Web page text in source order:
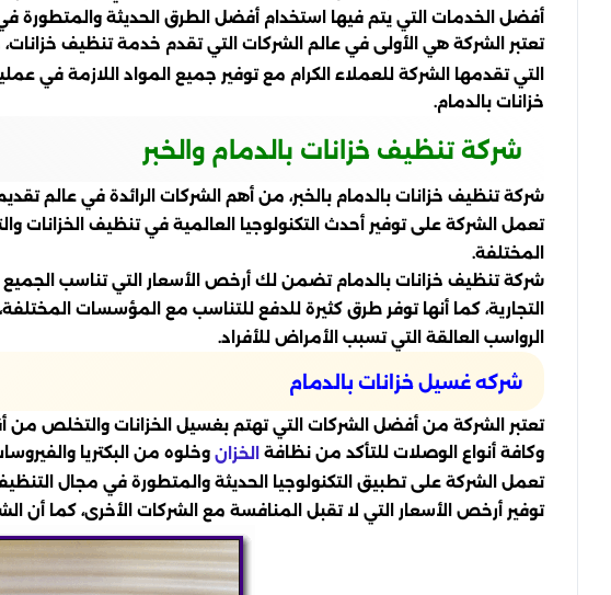
أفضل الخدمات التي يتم فيها استخدام أفضل الطرق الحديثة والمتطورة
تعتبر الشركة هي الأولى في عالم الشركات التي تقدم خدمة تنظيف
التي تقدمها الشركة للعملاء الكرام مع توفير جميع المواد اللازمة
خزانات بالدمام.
شركة تنظيف خزانات بالدمام والخبر
شركة تنظيف خزانات بالدمام بالخبر، من أهم الشركات الرائدة في عالم
تعمل الشركة على توفير أحدث التكنولوجيا العالمية في تنظيف الخزانات
المختلفة.
شركة تنظيف خزانات بالدمام تضمن لك أرخص الأسعار التي تناسب
التجارية، كما أنها توفر طرق كثيرة للدفع للتناسب مع المؤسسات
الرواسب العالقة التي تسبب الأمراض للأفراد.
شركه غسيل خزانات بالدمام
تعتبر الشركة من أفضل الشركات التي تهتم بغسيل الخزانات والتخلص من
وكافة أنواع الوصلات للتأكد من نظافة
الخزان وخلوه من البكتريا
تعمل الشركة على تطبيق التكنولوجيا الحديثة والمتطورة في مجال
توفير أرخص الأسعار التي لا تقبل المنافسة مع الشركات الأخرى، كما